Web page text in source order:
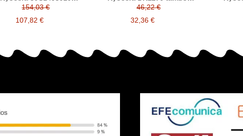
developer compatible
154,03 €
107,82 €
compatible (30C1493020)
46,22 €
32,36 €